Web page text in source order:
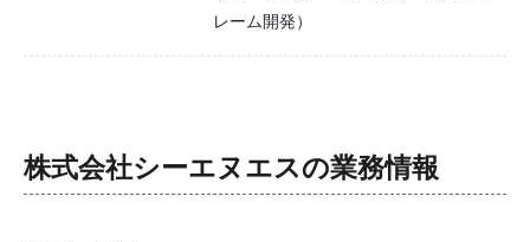
レーム開発）
株式会社シーエヌエスの業務情報